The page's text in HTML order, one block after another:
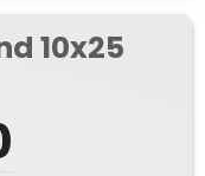
10x25